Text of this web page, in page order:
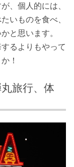
、個人的には、
いものを食べ、
と思います。
るよりもやって
！
旅行、体